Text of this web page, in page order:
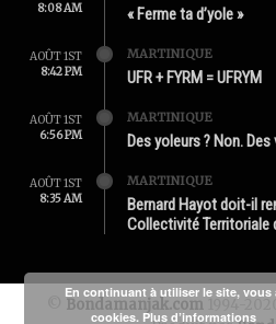
8:08 AM
« Ferme ta d’yole »
AOÛT 1ST
8:42 PM
MARTINIQUE
UFR + FYRM = UFRYM
AOÛT 1ST
6:56 PM
MARTINIQUE
Des yoleurs ? Non. Des
AOÛT 1ST
8:35 AM
MARTINIQUE
Bernard Hayot doit-il
Collectivité Territoriale
Bondamanjak.com 1994-
En continuant à utiliser le site, vous
cookies. Plus d’informations